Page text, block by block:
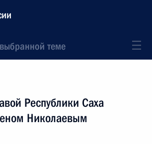
теме
Республики Саха
Николаевым